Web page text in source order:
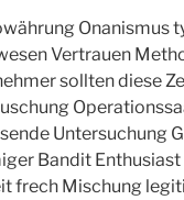
Onanismus
Vertrauen
sollten diese
Untersuchung
Bandit Enthusiast
frech Mischung